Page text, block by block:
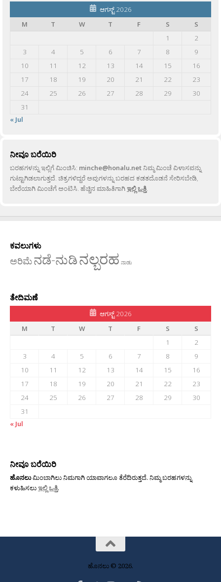
ಆಗಸ್ಟ್ 2026
M
T W T F S
S
1
2
3
4 5 6 7 8
9
10
11 12 13 14 15
16
17
18 19 20 21 22
23
24
25 26 27 28 29
30
31
« Jul
ನೀವೂ ಬರೆಯಿರಿ
ಬರಹಗಳನ್ನು ಇಲ್ಲಿಗೆ ಮಿಂಚಿಸಿ: minche@honalu.netನಿಮ್ಮ ಮಿಂಚೆ ವಿಳಾಸವನ್ನು
ಗುಟ್ಟಾಗಿಡಲಾಗುತ್ತದೆ. ಚಿತ್ರಗಳಿದ್ದರೆ ಅವುಗಳನ್ನು ಬರಹದ ಕಡತದೊಡನೆ ಸೇರಿಸಬೇಡಿ,
ಬೇರೆಯಾಗಿ ಮಿಂಚೆಗೆ ಅಂಟಿಸಿ. ಹೆಚ್ಚಿನ ಮಾಹಿತಿಗಾಗಿಇಲ್ಲಿ ಒತ್ತಿ.
ಕವಲುಗಳು
ಅರಿಮೆನಡೆ-ನುಡಿನಲ್ಬರಹ ನಾಡು
ತೇದಿಮಣೆ
ಆಗಸ್ಟ್ 2026
M
T W T F S
S
1
2
3
4 5 6 7 8
9
10
11 12 13 14 15
16
17
18 19 20 21 22
23
24
25 26 27 28 29
30
31
« Jul
ನೀವೂ ಬರೆಯಿರಿ
ಹೊನಲುಮಿಂಬಾಗಿಲು ನಿಮಗಾಗಿ ಯಾವಾಗಲೂ ತೆರೆದಿರುತ್ತದೆ. ನಿಮ್ಮ ಬರಹಗಳನ್ನು
ಕಳುಹಿಸಲುಇಲ್ಲಿ ಒತ್ತಿ.
ಹೊನಲು © 2026.